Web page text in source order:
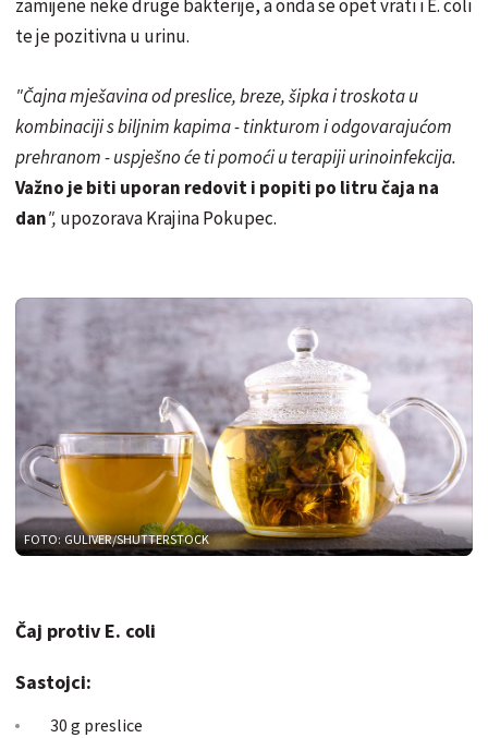
zamijene neke druge bakterije, a onda se opet vrati i E. coli
te je pozitivna u urinu.
"Čajna mješavina od preslice, breze, šipka i troskota u
kombinaciji s biljnim kapima - tinkturom i odgovarajućom
prehranom - uspješno će ti pomoći u terapiji urinoinfekcija.
Važno je biti uporan redovit i popiti po litru čaja na
dan", upozorava Krajina Pokupec.
FOTO: GULIVER/SHUTTERSTOCK
Čaj protiv E. coli
Sastojci:
30 g preslice